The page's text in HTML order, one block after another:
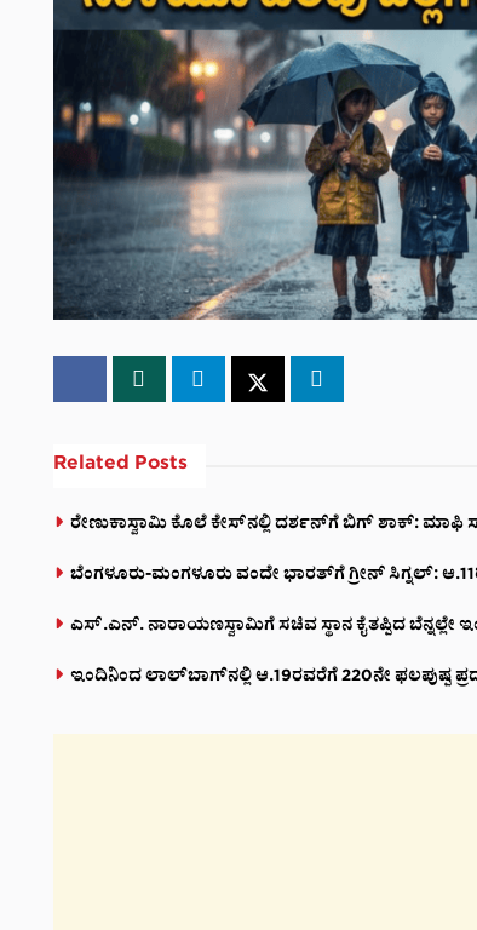
Related Posts
ರೇಣುಕಾಸ್ವಾಮಿ ಕೊಲೆ ಕೇಸ್‌ನಲ್ಲಿ ದರ್ಶನ್‌ಗೆ ಬಿಗ್ ಶಾಕ್: ಮಾಫಿ
ಬೆಂಗಳೂರು-ಮಂಗಳೂರು ವಂದೇ ಭಾರತ್‌ಗೆ ಗ್ರೀನ್ ಸಿಗ್ನಲ್:
ಎಸ್.ಎನ್. ನಾರಾಯಣಸ್ವಾಮಿಗೆ ಸಚಿವ ಸ್ಥಾನ ಕೈತಪ್ಪಿದ ಬೆನ್ನಲ್ಲೇ
ಇಂದಿನಿಂದ ಲಾಲ್‌ಬಾಗ್‌ನಲ್ಲಿ ಆ.19ರವರೆಗೆ 220ನೇ ಫಲಪುಷ್ಪ